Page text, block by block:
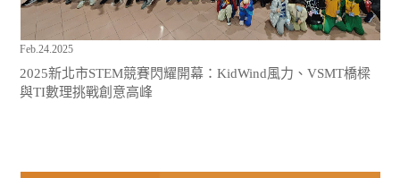
Feb.24.2025
2025新北市STEM競賽閃耀開幕：KidWind風力、VSMT橋樑
與TI數理挑戰創意高峰